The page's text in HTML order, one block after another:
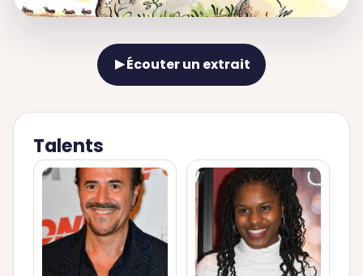
▶Écouter un extrait
Talents